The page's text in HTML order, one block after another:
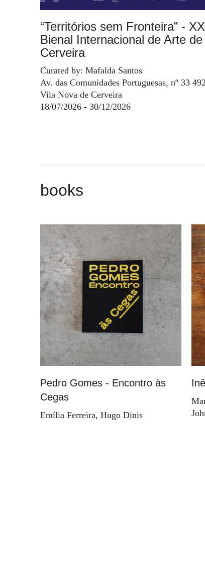
“Territórios sem Fronteira” -
Bienal Internacional de Arte de
Cerveira
Curated by: Mafalda Santos
Av. das Comunidades Portuguesas, nº 33
Vila Nova de Cerveira
18/07/2026 - 30/12/2026
books
Pedro Gomes - Encontro às
Cegas
Emília Ferreira, Hugo Dinis